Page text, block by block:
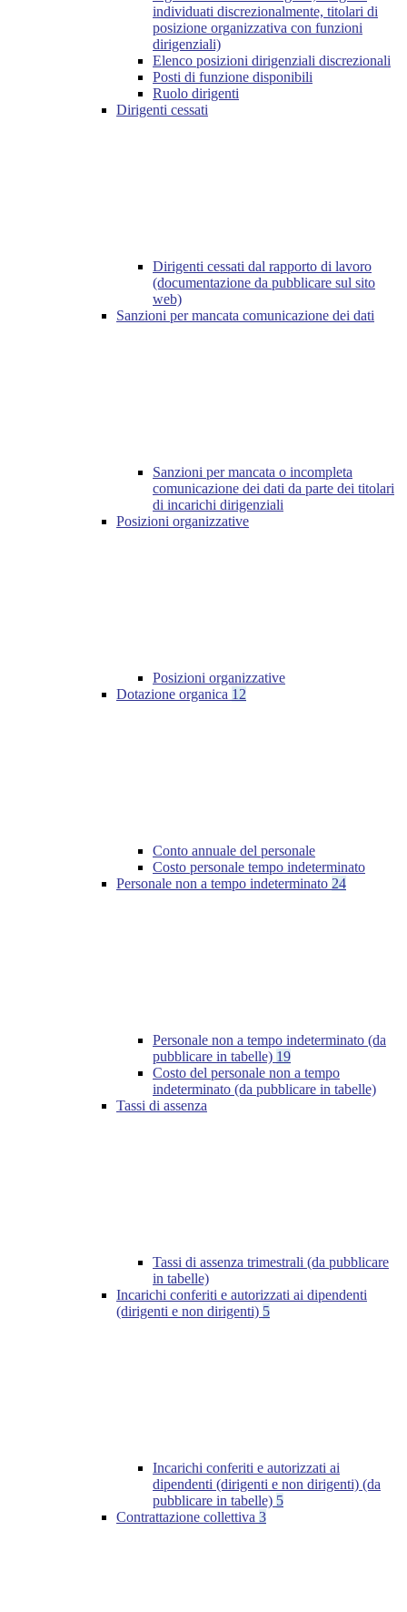
individuati discrezionalmente, titolari di
posizione organizzativa con funzioni
dirigenziali)
Elenco posizioni dirigenziali discrezionali
Posti di funzione disponibili
Ruolo dirigenti
Dirigenti cessati
Dirigenti cessati dal rapporto di lavoro
(documentazione da pubblicare sul sito
web)
Sanzioni per mancata comunicazione dei dati
Sanzioni per mancata o incompleta
comunicazione dei dati da parte dei titolari
di incarichi dirigenziali
Posizioni organizzative
Posizioni organizzative
Dotazione organica 12
Conto annuale del personale
Costo personale tempo indeterminato
Personale non a tempo indeterminato 24
Personale non a tempo indeterminato (da
pubblicare in tabelle) 19
Costo del personale non a tempo
indeterminato (da pubblicare in tabelle)
Tassi di assenza
Tassi di assenza trimestrali (da pubblicare
in tabelle)
Incarichi conferiti e autorizzati ai dipendenti
(dirigenti e non dirigenti) 5
Incarichi conferiti e autorizzati ai
dipendenti (dirigenti e non dirigenti) (da
pubblicare in tabelle) 5
Contrattazione collettiva 3